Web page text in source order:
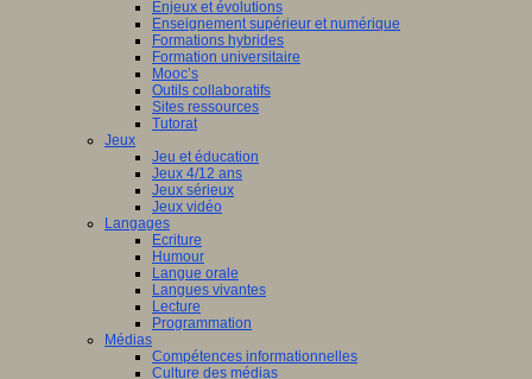
Enjeux et évolutions
Enseignement supérieur et numérique
Formations hybrides
Formation universitaire
Mooc’s
Outils collaboratifs
Sites ressources
Tutorat
Jeux
Jeu et éducation
Jeux 4/12 ans
Jeux sérieux
Jeux vidéo
Langages
Ecriture
Humour
Langue orale
Langues vivantes
Lecture
Programmation
Médias
Compétences informationnelles
Culture des médias